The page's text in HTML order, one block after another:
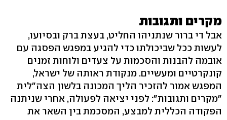
מקרים ותגובות
אבל די ברור שנתניהו החליט, בעצת ברק ובסיועו,
לעשות ככל שביכולתו כדי להגיע במפגש הפסגה עם
אובמה להבנות והסכמות על צעדים ולוחות זמנים
קונקרטיים ומעשיים. מנקודת ראותה של ישראל,
המפגש אמור להזכיר הליך המכונה בלשון הצה"לית
"מקרים ותגובות": לפני יציאה לפעולה, אחרי שניתנה
הפקודה הכללית למבצע, המסכמת בין השאר את